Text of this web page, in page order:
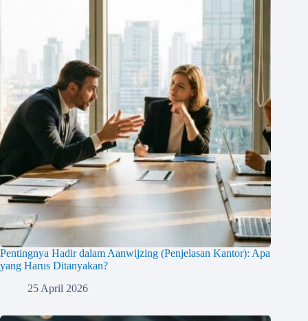
Pentingnya Hadir dalam Aanwijzing (Penjelasan Kantor): Apa
yang Harus Ditanyakan?
25 April 2026